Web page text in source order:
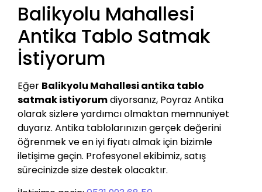
Balikyolu Mahallesi
Antika Tablo Satmak
İstiyorum
Eğer Balikyolu Mahallesi antika tablo
satmak istiyorumdiyorsanız, Poyraz Antika
olarak sizlere yardımcı olmaktan memnuniyet
duyarız. Antika tablolarınızın gerçek değerini
öğrenmek ve en iyi fiyatı almak için bizimle
iletişime geçin. Profesyonel ekibimiz, satış
sürecinizde size destek olacaktır.